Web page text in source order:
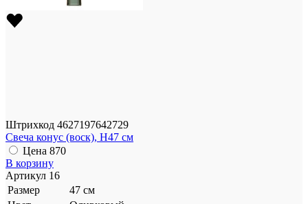
Штрихкод 4627197642729
Свеча конус (воск), H47 см
Цена 870
В корзину
Артикул 16
Размер
47 см